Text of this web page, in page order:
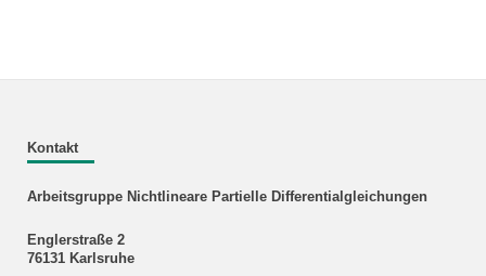
Kontakt
Arbeitsgruppe Nichtlineare Partielle Differentialgleichungen
Englerstraße 2
76131 Karlsruhe